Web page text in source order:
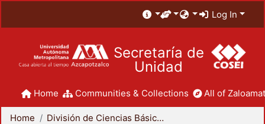
Log In
Secretaría de
Unidad
Home Communities & Collections All of
Home
División de Ciencias Básicas e Ingeniería